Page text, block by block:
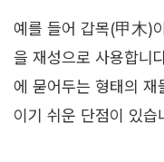
예를 들어 갑목(甲木)
을 재성으로 사용합니
에 묻어두는 형태의
이기 쉬운 단점이 있습